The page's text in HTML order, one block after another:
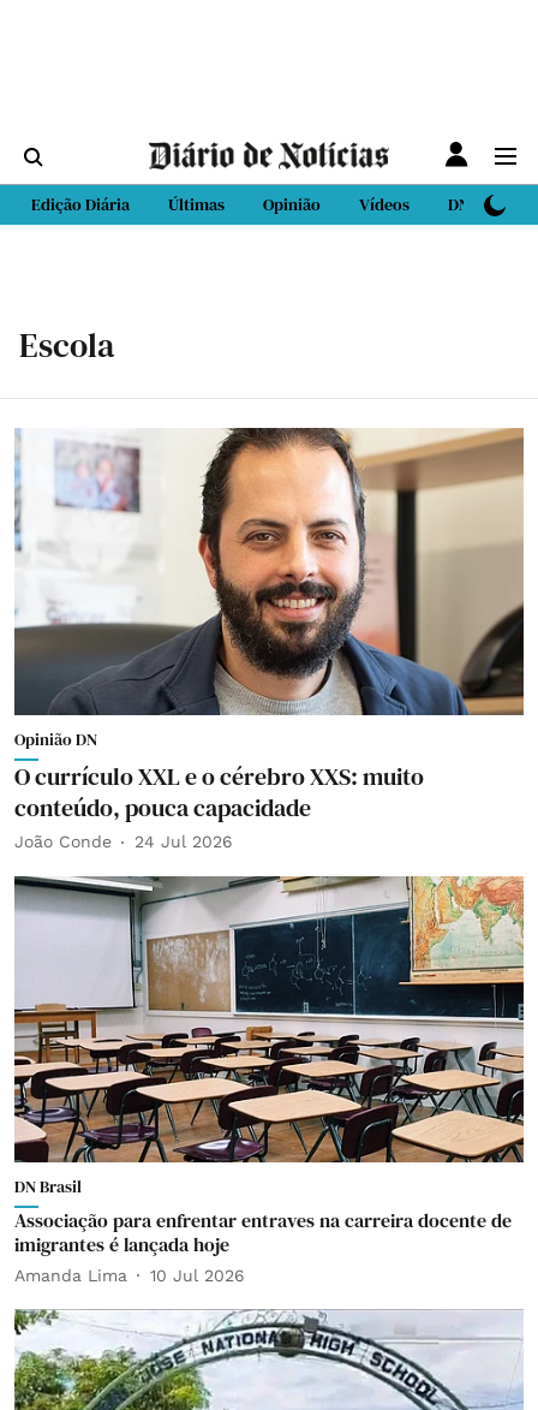
Edição Diária Últimas Opinião Vídeos DN Sport
Escola
Opinião DN
O currículo XXL e o cérebro XXS: muito
conteúdo, pouca capacidade
João Conde 24 Jul 2026
DN Brasil
Associação para enfrentar entraves na carreira docente de
imigrantes é lançada hoje
Amanda Lima 10 Jul 2026